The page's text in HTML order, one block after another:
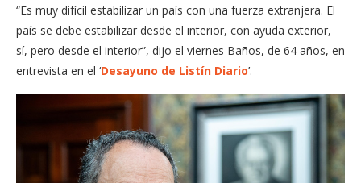
“Es muy difícil estabilizar un país con una fuerza extranjera. El
país se debe estabilizar desde el interior, con ayuda exterior,
sí, pero desde el interior”, dijo el viernes Baños, de 64 años, en
entrevista en el ‘Desayuno de Listín Diario’.